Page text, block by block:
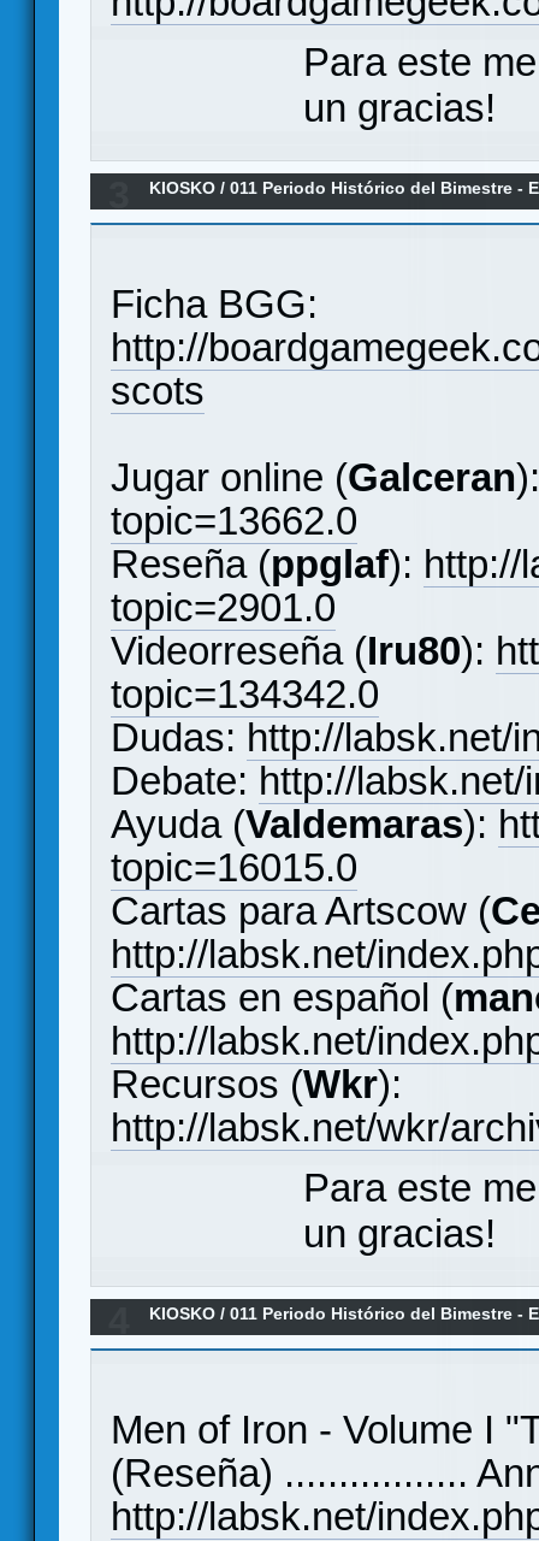
Para este
un gracias!
KIOSKO /011 Periodo Histórico del Bimestre -
Ficha BGG:
http://
scots
Jugar online (Galceran
topic=13662.0
Reseña (ppglaf): http://
topic=2901.0
Videorreseña (Iru80):
topic=134342.0
Dudas: http://labsk.net/
Debate: http://
Ayuda (Valdemaras):
topic=16015.0
Cartas para Artscow (
http://labsk.net/
Cartas en español (
http://labsk.net/
Recursos (Wkr):
http://labsk.net/wkr/
Para este
un gracias!
KIOSKO /011 Periodo Histórico del Bimestre -
Men of Iron - Volume I
(Reseña) .................
http://labsk.net/